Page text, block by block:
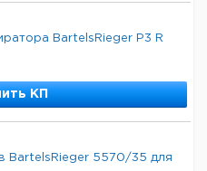
BartelsRieger P3 R
КП
BartelsRieger 5570/35 для